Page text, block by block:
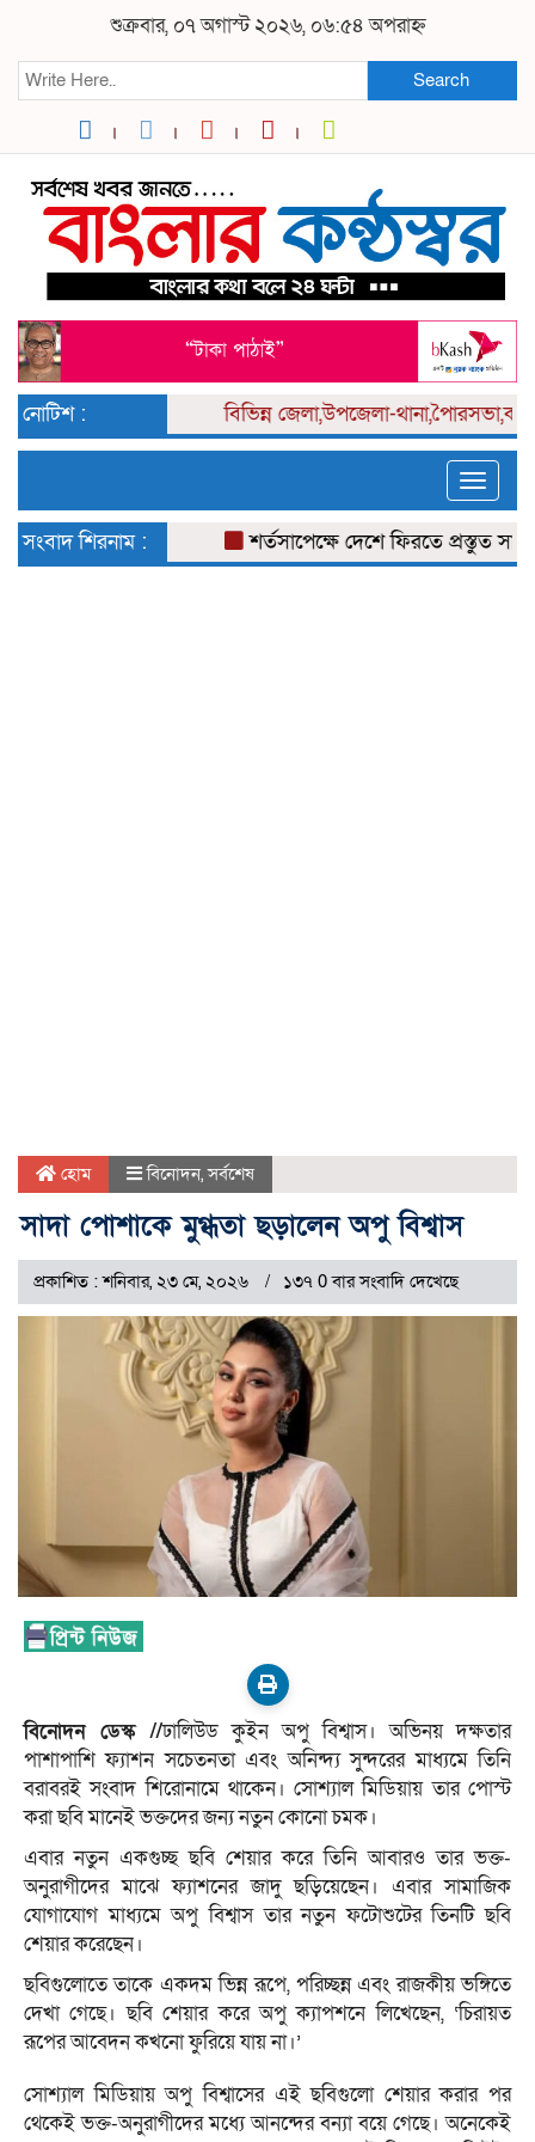
শুক্রবার, ০৭ অগাস্ট ২০২৬, ০৬:৫৪ অপরাহ্ন
Search
নোটিশ : বিভিন্নজেলা,উপজেলা-
Toggle
সংবাদ শিরনাম :
শর্তসাপেক্ষে দেশে ফিরতে প্রস্তুত সাকিব,
হোম বিনোদন,সর্বশেষ
সাদা পোশাকে মুগ্ধতা ছড়ালেন অপু বিশ্বাস
প্রকাশিত : শনিবার, ২৩ মে, ২০২৬ ১৩৭ 0 বার সংবাদি দেখেছে
বিনোদন ডেস্ক //ঢালিউড কুইন অপু বিশ্বাস। অভিনয় দক্ষতার
পাশাপাশি ফ্যাশন সচেতনতা এবং অনিন্দ্য সুন্দরের মাধ্যমে তিনি
বরাবরই সংবাদ শিরোনামে থাকেন। সোশ্যাল মিডিয়ায় তার পোস্ট
করা ছবি মানেই ভক্তদের জন্য নতুন কোনো চমক।
এবার নতুন একগুচ্ছ ছবি শেয়ার করে তিনি আবারও তার ভক্ত-
অনুরাগীদের মাঝে ফ্যাশনের জাদু ছড়িয়েছেন। এবার সামাজিক
যোগাযোগ মাধ্যমে অপু বিশ্বাস তার নতুন ফটোশুটের তিনটি ছবি
শেয়ার করেছেন।
ছবিগুলোতে তাকে একদম ভিন্ন রূপে, পরিচ্ছন্ন এবং রাজকীয় ভঙ্গিতে
দেখা গেছে। ছবি শেয়ার করে অপু ক্যাপশনে লিখেছেন, ‘চিরায়ত
রূপের আবেদন কখনো ফুরিয়ে যায় না।’
সোশ্যাল মিডিয়ায় অপু বিশ্বাসের এই ছবিগুলো শেয়ার করার পর
থেকেই ভক্ত-অনুরাগীদের মধ্যে আনন্দের বন্যা বয়ে গেছে। অনেকেই